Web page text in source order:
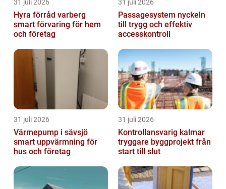
31 juli 2026
Hyra förråd varberg
smart förvaring för hem
och företag
31 juli 2026
Passagesystem nyckeln
till trygg och effektiv
accesskontroll
31 juli 2026
Värmepump i sävsjö
smart uppvärmning för
hus och företag
31 juli 2026
Kontrollansvarig kalmar
tryggare byggprojekt från
start till slut